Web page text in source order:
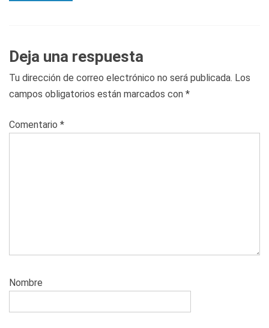
Deja una respuesta
Tu dirección de correo electrónico no será publicada. Los
campos obligatorios están marcados con *
Comentario *
Nombre